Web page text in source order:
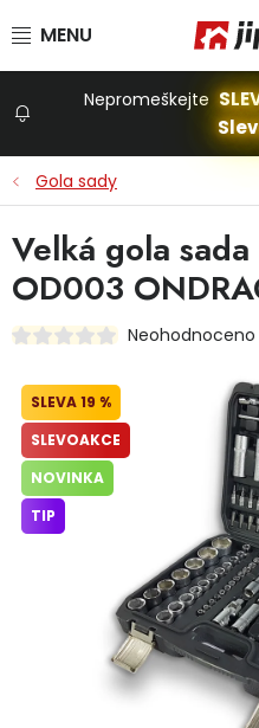
Stavba a dům
Dílna
Domácnost
Autodoplňky
Vánoce
Nepromeškejte
Gola sady
Velká gola
OD003
Neohodnoceno
19 %
SLEVOAKCE
NOVINKA
TIP